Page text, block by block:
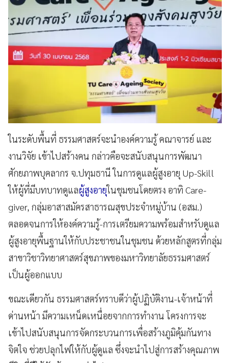
ในระดับพื้นที่ ธรรมศาสตร์จะนำองค์ความรู้ คณาจารย์ และ
งานวิจัย เข้าไปสร้างคน กล่าวคือจะสนับสนุนการพัฒนา
ศักยภาพบุคลากร จ.ปทุมธานี ในการดูแลผู้สูงอายุ Up-Skill
ให้ผู้ที่มีบทบาทดูแลผู้สูงอายุในชุมชนโดยตรง อาทิ Care-
giver, กลุ่มอาสาสมัครสาธารณสุขประจำหมู่บ้าน (อสม.)
ตลอดจนการให้องค์ความรู้-การเตรียมความพร้อมสำหรับดูแล
ผู้สูงอายุพื้นฐานให้กับประชาชนในชุมชน ด้วยหลักสูตรที่กลุ่ม
สาขาวิชาวิทยาศาสตร์สุขภาพของมหาวิทยาลัยธรรมศาสตร์
เป็นผู้ออกแบบ
ขณะเดียวกัน ธรรมศาสตร์ทราบดีว่าผู้ปฏิบัติงาน-เจ้าหน้าที่
ด่านหน้า มีความเหน็ดเหนื่อยจากการทำงาน โครงการจะ
เข้าไปสนับสนุนการจัดกระบวนการเพื่อสร้างภูมิคุ้มกันทาง
จิตใจ ช่วยปลุกไฟให้กับผู้ดูแล ซึ่งจะนำไปสู่การสร้างคุณภาพ